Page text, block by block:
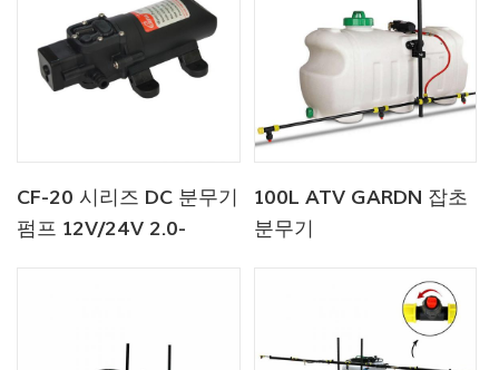
CF-20 시리즈 DC 분무기
펌프 12V/24V 2.0-
100L ATV GARDN 잡초
분무기